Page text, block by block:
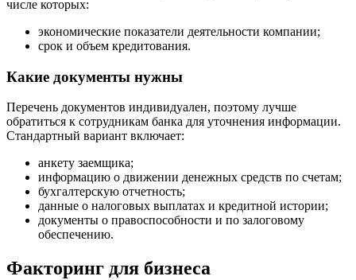
числе которых:
экономические показатели деятельности компании;
срок и объем кредитования.
Какие документы нужны
Перечень документов индивидуален, поэтому лучше
обратиться к сотрудникам банка для уточнения информации.
Стандартный вариант включает:
анкету заемщика;
информацию о движении денежных средств по счетам;
бухгалтерскую отчетность;
данные о налоговых выплатах и кредитной истории;
документы о правоспособности и по залоговому
обеспечению.
Факторинг для бизнеса